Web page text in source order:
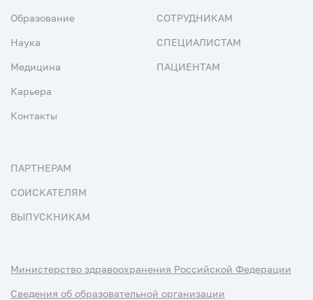
Образование
Наука
Медицина
Карьера
Контакты
СОТРУДНИКАМ
СПЕЦИАЛИСТАМ
ПАЦИЕНТАМ
ПАРТНЕРАМ
СОИСКАТЕЛЯМ
ВЫПУСКНИКАМ
Министерство здравоохранения Российской Федерации
Сведения об образовательной организации